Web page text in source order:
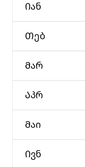
Იან
Თებ
Მარ
Აპრ
Მაი
Ივნ